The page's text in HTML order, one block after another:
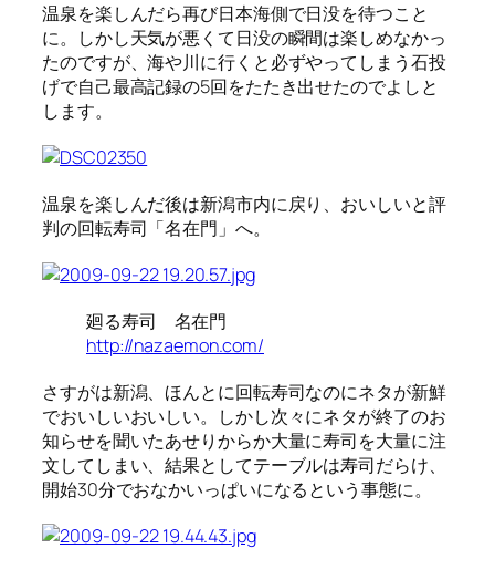
温泉を楽しんだら再び日本海側で日没を待つこと
に。しかし天気が悪くて日没の瞬間は楽しめなかっ
たのですが、海や川に行くと必ずやってしまう石投
げで自己最高記録の5回をたたき出せたのでよしと
します。
温泉を楽しんだ後は新潟市内に戻り、おいしいと評
判の回転寿司「名在門」へ。
廻る寿司 名在門
http://nazaemon.com/
さすがは新潟、ほんとに回転寿司なのにネタが新鮮
でおいしいおいしい。しかし次々にネタが終了のお
知らせを聞いたあせりからか大量に寿司を大量に注
文してしまい、結果としてテーブルは寿司だらけ、
開始30分でおなかいっぱいになるという事態に。